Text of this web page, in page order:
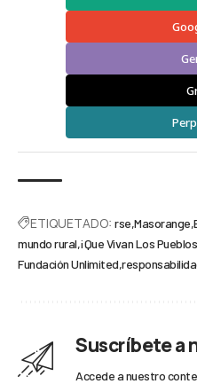
ETIQUETADO: rse Masorange
mundo rural ¡Que Vivan Los
Fundación Unlimited
Suscríbete a
Accede a nuestro